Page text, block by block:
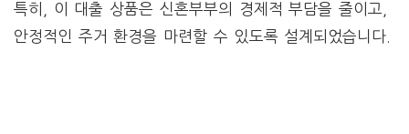
특히, 이 대출 상품은 신혼부부의 경제적 부담을 줄이고,
안정적인 주거 환경을 마련할 수 있도록 설계되었습니다.